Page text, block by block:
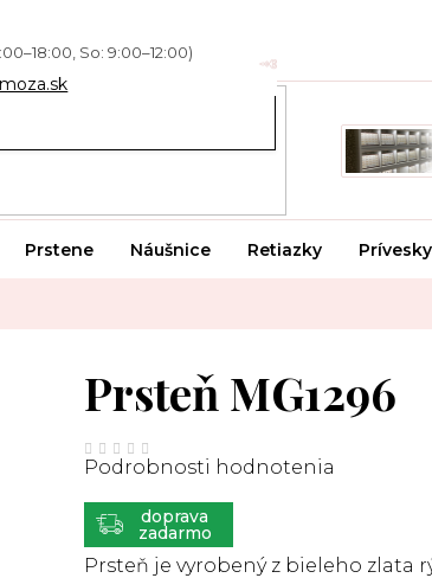
Prstene Náušnice Retiazky Prívesky
Prsteň je vyrobený z bieleho zlata
Prsteň MG1296
Priemerné
hodnotenie
produktu
0,0
hviezdičiek.
Podrobnosti hodnotenia
ZADARMO